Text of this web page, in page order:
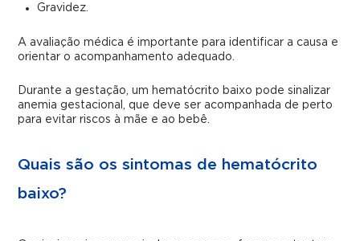
Gravidez.
A avaliação médica é importante para identificar a causa e
orientar o acompanhamento adequado.
Durante a gestação, um hematócrito baixo pode sinalizar
anemia gestacional, que deve ser acompanhada de perto
para evitar riscos à mãe e ao bebê.
Quais são os sintomas de hematócrito
baixo?